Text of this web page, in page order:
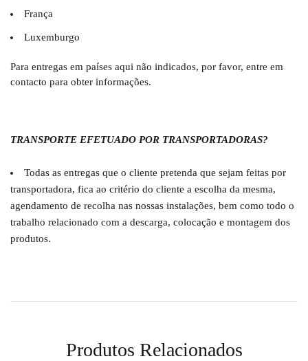
França
Luxemburgo
Para entregas em países aqui não indicados, por favor, entre em
contacto para obter informações.
TRANSPORTE EFETUADO POR TRANSPORTADORAS?
Todas as entregas que o cliente pretenda que sejam feitas por
transportadora, fica ao critério do cliente a escolha da mesma,
agendamento de recolha nas nossas instalações, bem como todo o
trabalho relacionado com a descarga, colocação e montagem dos
produtos.
Produtos Relacionados